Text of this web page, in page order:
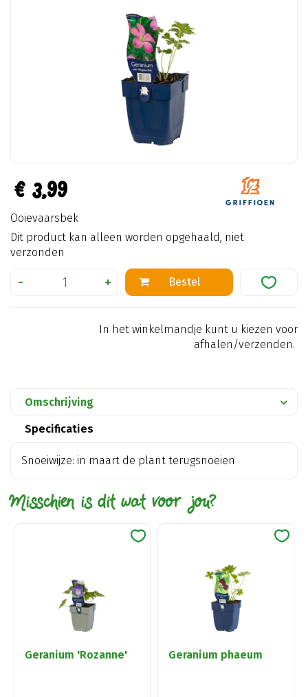
€ 3,99
Ooievaarsbek
Dit product kan alleen worden opgehaald, niet
verzonden
In het winkelmandje kunt u kiezen voor
afhalen/verzenden.
Omschrijving
Specificaties
Snoeiwijze: in maart de plant terugsnoeien
Misschien is dit wat voor jou?
Geranium 'Rozanne' Geranium phaeum